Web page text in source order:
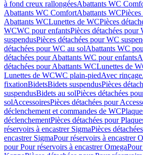
à fond creux rallongéesAbattants WC
Abattants WC ComfortAbattants WC
Abattants WCLunettes de WCPièces
WCWC pour enfantsPièces détachées pour
suspendusPièces détachées pour WC
détachées pour WC au solAbattants WC
détachées pour Abattants WC pour enfants
détachées pour Abattants WCLunettes de
Lunettes de WCWC plain-piedAvec rinçage
fixationBidetsBidets suspendusPièces
suspendusBidets au solPièces détachées
solAccessoiresPièces détachées pour
déclenchement et commandes de WC
déclenchementPièces détachées pour
réservoirs à encastrer SigmaPièces
encastrer SigmaPour réservoirs à encastrer
pour Pour réservoirs à encastrer Omega